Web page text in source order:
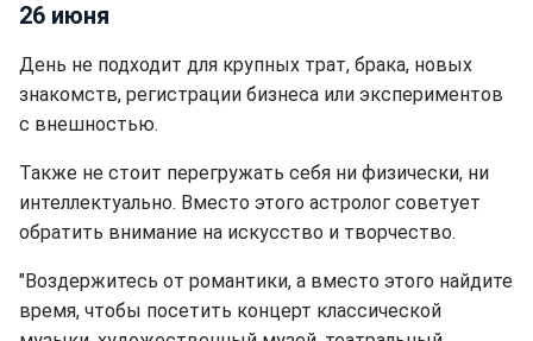
26 июня
День не подходит для крупных трат, брака, новых
знакомств, регистрации бизнеса или экспериментов
с внешностью.
Также не стоит перегружать себя ни физически, ни
интеллектуально. Вместо этого астролог советует
обратить внимание на искусство и творчество.
"Воздержитесь от романтики, а вместо этого найдите
время, чтобы посетить концерт классической